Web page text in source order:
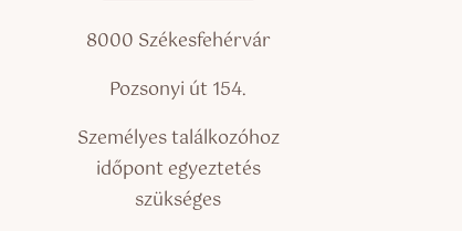
8000 Székesfehérvár
Pozsonyi út 154.
Személyes találkozóhoz
időpont egyeztetés
szükséges